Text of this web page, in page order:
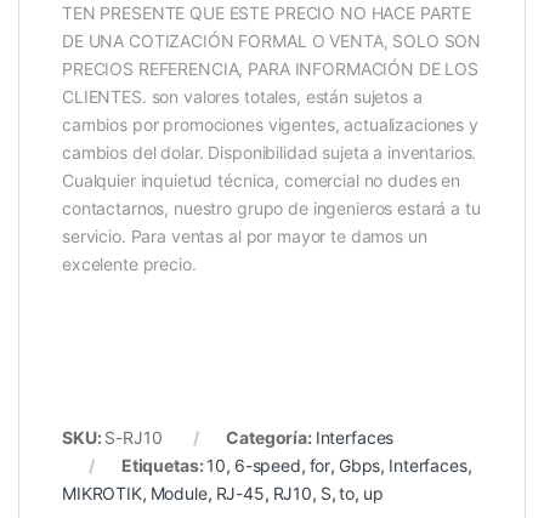
TEN PRESENTE QUE ESTE PRECIO NO HACE PARTE
DE UNA COTIZACIÓN FORMAL O VENTA, SOLO SON
PRECIOS REFERENCIA, PARA INFORMACIÓN DE LOS
CLIENTES. son valores totales, están sujetos a
cambios por promociones vigentes, actualizaciones y
cambios del dolar. Disponibilidad sujeta a inventarios.
Cualquier inquietud técnica, comercial no dudes en
contactarnos, nuestro grupo de ingenieros estará a tu
servicio. Para ventas al por mayor te damos un
excelente precio.
SKU: S-RJ10 Categoría: Interfaces
Etiquetas: 10, 6-speed, for, Gbps, Interfaces,
MIKROTIK, Module, RJ-45, RJ10, S,to, up